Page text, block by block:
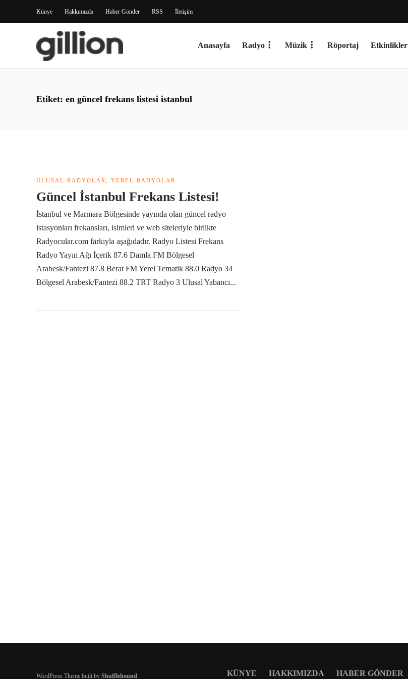
Künye Hakkımızda Haber Gönder RSS İletişim
Anasayfa Radyo Müzik Röportaj Etkinlikler
Etiket: en güncel frekans listesi istanbul
ULUSAL RADYOLAR YEREL RADYOLAR
Güncel İstanbul Frekans Listesi!
İstanbul ve Marmara Bölgesinde yayında olan güncel radyo
istasyonları frekansları, isimleri ve web siteleriyle birlikte
Radyocular.com farkıyla aşağıdadır. Radyo Listesi Frekans
Radyo Yayın Ağı İçerik 87.6 Damla FM Bölgesel
Arabesk/Fantezi 87.8 Berat FM Yerel Tematik 88.0 Radyo 34
Bölgesel Arabesk/Fantezi 88.2 TRT Radyo 3 Ulusal Yabancı...
WordPress Theme built by Shufflehound. KÜNYE HAKKIMIZDA HABER GÖNDER